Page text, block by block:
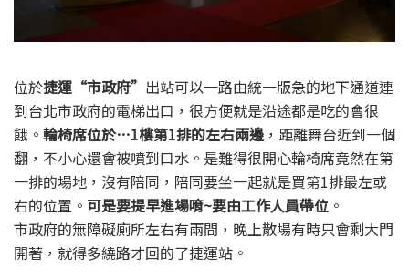
位於捷運“市政府” 出站可以一路由統一版急的地下通道連
到台北市政府的電梯出口，很方便就是沿途都是吃的會很
餓。 輪椅席位於…1樓第1排的左右兩邊 ，距離舞台近到一個
翻，不小心還會被噴到口水。是難得很開心輪椅席竟然在第
一排的場地，沒有陪同，陪同要坐一起就是買第1排最左或
右的位置。 可是要提早進場唷~要由工作人員帶位 。
市政府的無障礙廁所左右有兩間，晚上散場有時只會剩大門
開著，就得多繞路才回的了捷運站。